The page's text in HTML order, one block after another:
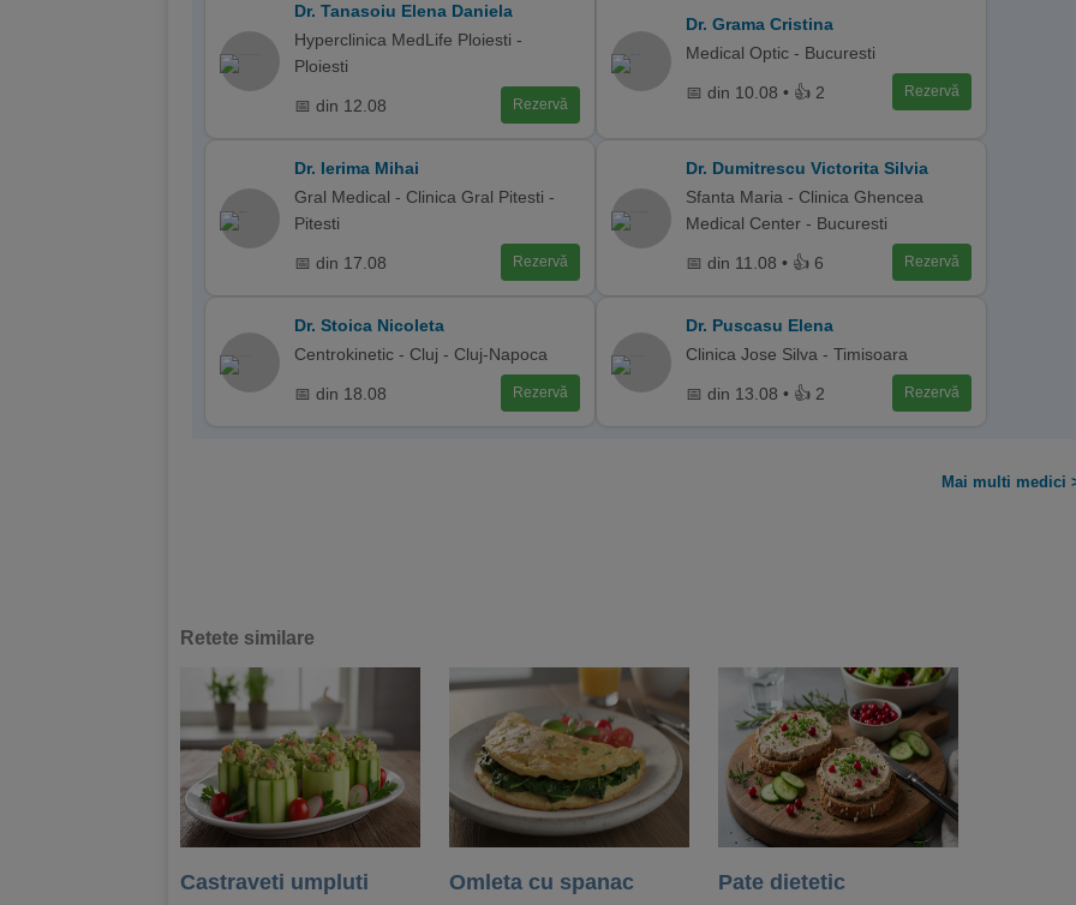
Dr. Tanasoiu Elena Daniela
Hyperclinica MedLife Ploiesti -
Ploiesti
📅 din 12.08 Rezervă
Dr. Grama Cristina
Medical Optic - Bucuresti
📅 din 10.08 • 👍 2 Rezervă
Dr. Ierima Mihai
Gral Medical - Clinica Gral Pitesti -
Pitesti
📅 din 17.08 Rezervă
Dr. Dumitrescu Victorita Silvia
Sfanta Maria - Clinica Ghencea
Medical Center - Bucuresti
📅 din 11.08 • 👍 6 Rezervă
Dr. Stoica Nicoleta
Centrokinetic - Cluj - Cluj-Napoca
📅 din 18.08 Rezervă
Dr. Puscasu Elena
Clinica Jose Silva - Timisoara
📅 din 13.08 • 👍 2 Rezervă
Mai multi medici
Retete similare
Castraveti umpluti Omleta cu spanac Pate dietetic